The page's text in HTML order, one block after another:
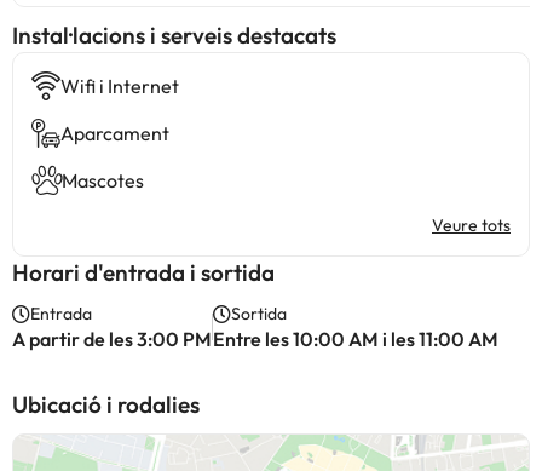
Instal·lacions i serveis destacats
Wifi i Internet
Aparcament
Mascotes
Veure tots
Horari d'entrada i sortida
Entrada
A partir de les 3:00 PM
Sortida
Entre les 10:00 AM i les 11:00 AM
Ubicació i rodalies